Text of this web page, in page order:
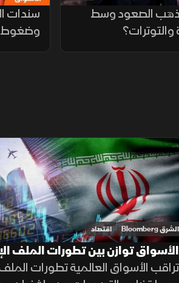
الصعود وسط
سندات
وضغوط
الشرق Bloomberg اقتصاد
الأسواق توازن بين تطورات الملف
ونتائج الشركات الكبرى
تراقب الأسواق العالمية تطورات الملف